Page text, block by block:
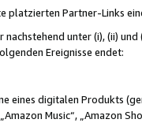
platzierten Partner-Links
unter (i), (ii)
Ereignisse endet:
digitalen Produkts
Music“, „Amazon